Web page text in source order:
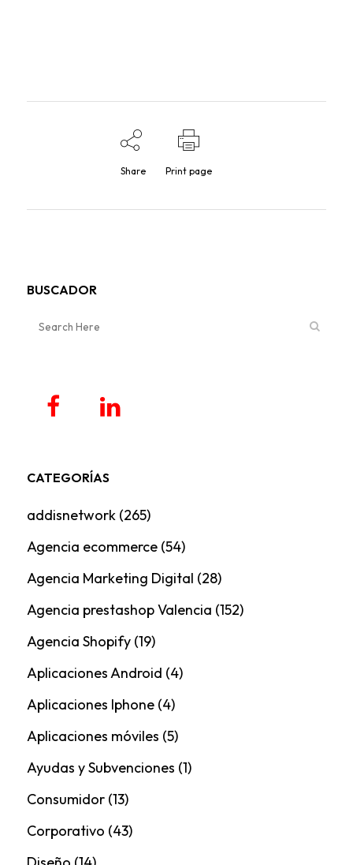
Share Print page
BUSCADOR
CATEGORÍAS
addisnetwork(265)
Agencia ecommerce(54)
Agencia Marketing Digital (28)
Agencia prestashop Valencia (152)
Agencia Shopify(19)
Aplicaciones Android (4)
Aplicaciones Iphone(4)
Aplicaciones móviles (5)
Ayudas y Subvenciones (1)
Consumidor(13)
Corporativo (43)